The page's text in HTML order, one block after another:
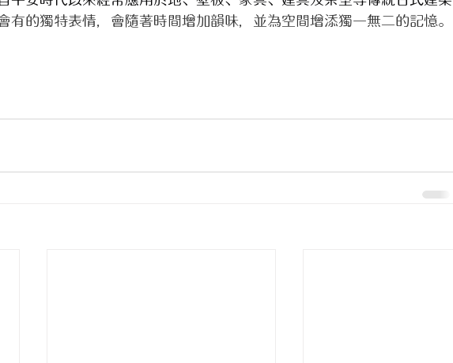
有的獨特表情，會隨著時間增加韻味，並為空間增添獨一無二的記憶。